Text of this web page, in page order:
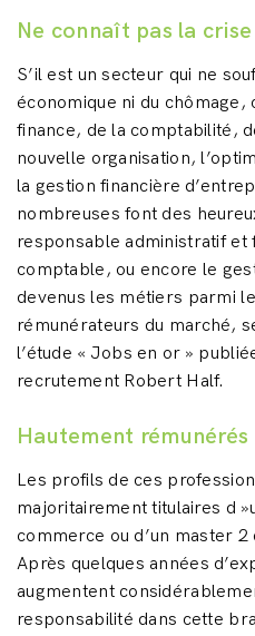
Ne connaît pas la crise
S’il est un secteur qui ne
économique ni du chômage,
finance, de la comptabilité,
nouvelle organisation,
la gestion financière
nombreuses font des
responsable administratif et
comptable, ou encore le
devenus les métiers parmi
rémunérateurs du marché,
l’étude « Jobs en or »
recrutement Robert Half.
Hautement rémunérés
Les profils de ces
majoritairement titulaires d
commerce ou d’un master
Après quelques années
augmentent
responsabilité dans cette